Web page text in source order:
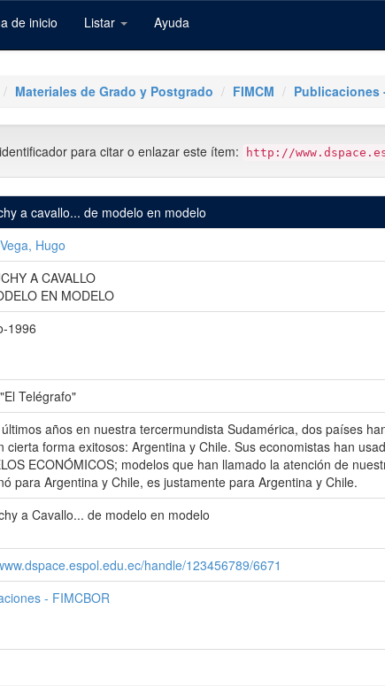
de inicio Listar Ayuda
Materiales de Grado y Postgrado FIMCM Publicaciones
para citar o enlazar este ítem: http://
a cavallo... de modelo en modelo
Hugo
A CAVALLO
EN MODELO
1996
Telégrafo"
años en nuestra tercermundista Sudamérica, dos países
cierta forma exitosos: Argentina y Chile. Sus economistas han
ECONÓMICOS; modelos que han llamado la atención de
para Argentina y Chile, es justamente para Argentina y Chile.
a Cavallo... de modelo en modelo
handle/123456789/6671
- FIMCBOR